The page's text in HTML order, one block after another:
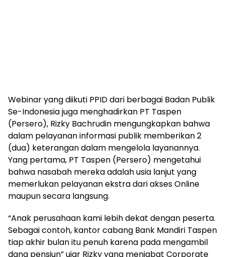
Webinar yang diikuti PPID dari berbagai Badan Publik
Se-Indonesia juga menghadirkan PT Taspen
(Persero), Rizky Bachrudin mengungkapkan bahwa
dalam pelayanan informasi publik memberikan 2
(dua) keterangan dalam mengelola layanannya.
Yang pertama, PT Taspen (Persero) mengetahui
bahwa nasabah mereka adalah usia lanjut yang
memerlukan pelayanan ekstra dari akses Online
maupun secara langsung.
“Anak perusahaan kami lebih dekat dengan peserta.
Sebagai contoh, kantor cabang Bank Mandiri Taspen
tiap akhir bulan itu penuh karena pada mengambil
dana pensiun” ujar Rizky yang menjabat Corporate